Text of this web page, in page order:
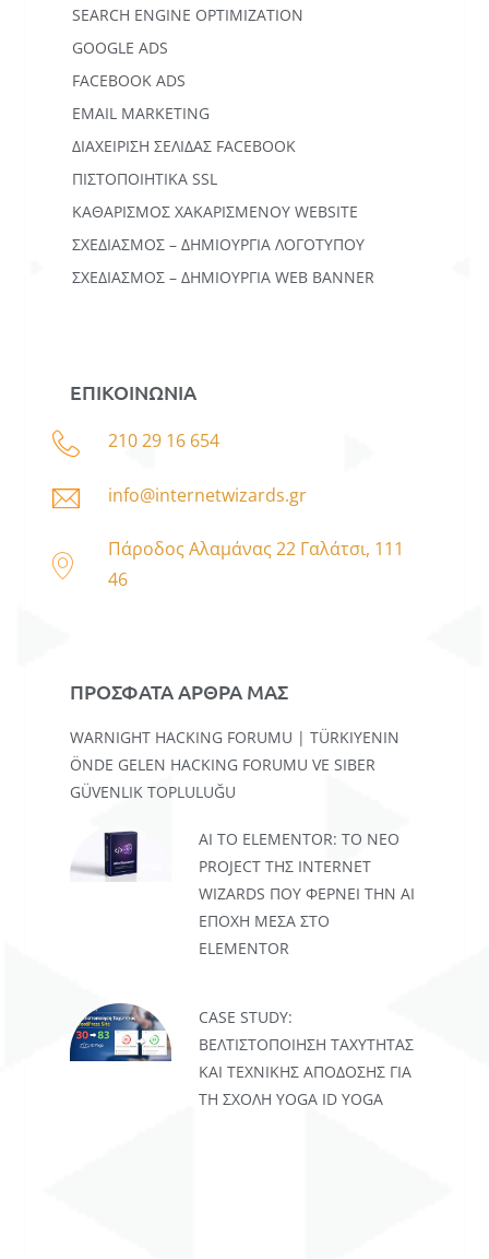
SEARCH ENGINE OPTIMIZATION
GOOGLE ADS
FACEBOOK ADS
EMAIL MARKETING
ΔΙΑΧΕΙΡΙΣΗ ΣΕΛΙΔΑΣ FACEBOOK
ΠΙΣΤΟΠΟΙΗΤΙΚΑ SSL
ΚΑΘΑΡΙΣΜΟΣ ΧΑΚΑΡΙΣΜΕΝΟΥ WEBSITE
ΣΧΕΔΙΑΣΜΟΣ – ΔΗΜΙΟΥΡΓΙΑ ΛΟΓΟΤΥΠΟΥ
ΣΧΕΔΙΑΣΜΟΣ – ΔΗΜΙΟΥΡΓΙΑ WEB BANNER
ΕΠΙΚΟΙΝΩΝΙΑ
210 29 16 654
info@internetwizards.gr
Πάροδος Αλαμάνας 22 Γαλάτσι, 111
46
ΠΡΟΣΦΑΤΑ ΑΡΘΡΑ ΜΑΣ
WARNIGHT HACKING FORUMU | TÜRKIYENIN
ÖNDE GELEN HACKING FORUMU VE SIBER
GÜVENLIK TOPLULUĞU
AI TO ELEMENTOR: ΤΟ ΝΈΟ
PROJECT ΤΗΣ INTERNET
WIZARDS ΠΟΥ ΦΈΡΝΕΙ ΤΗΝ AI
ΕΠΟΧΉ ΜΈΣΑ ΣΤΟ
ELEMENTOR
CASE STUDY:
ΒΕΛΤΙΣΤΟΠΟΊΗΣΗ ΤΑΧΎΤΗΤΑΣ
ΚΑΙ ΤΕΧΝΙΚΉΣ ΑΠΌΔΟΣΗΣ ΓΙΑ
ΤΗ ΣΧΟΛΉ YOGA ID YOGA